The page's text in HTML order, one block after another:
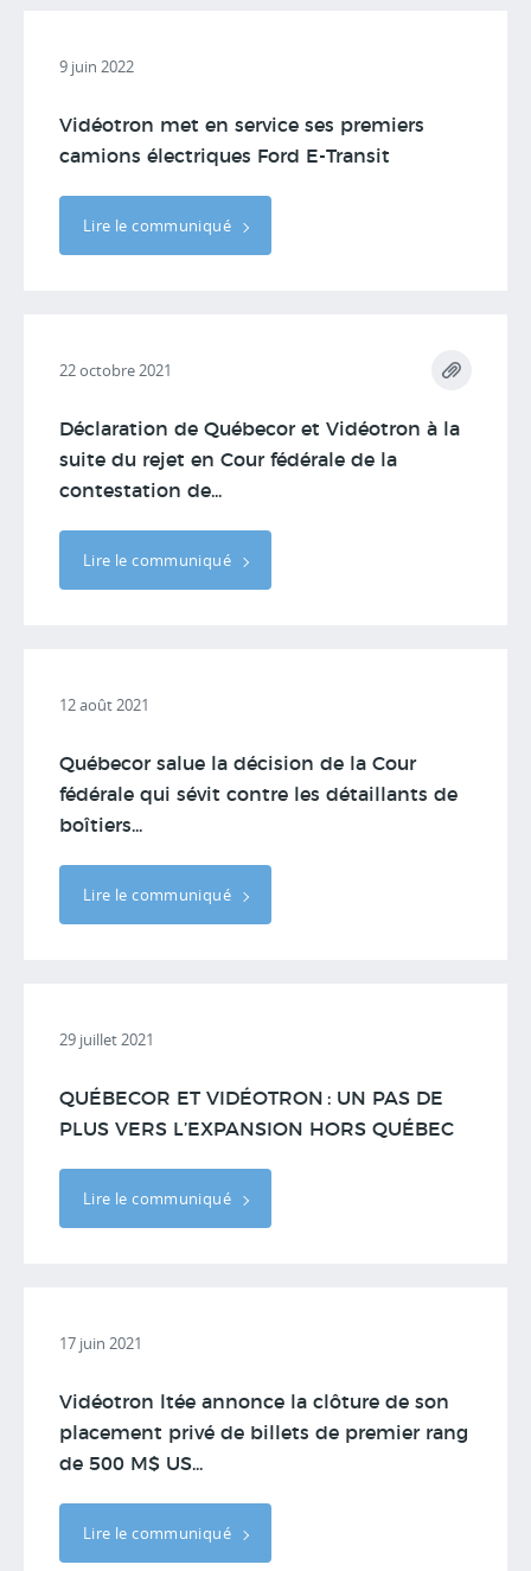
9 juin 2022
Vidéotron met en service ses premiers
camions électriques Ford E-Transit
Lire le communiqué
22 octobre 2021
Déclaration de Québecor et Vidéotron à la
suite du rejet en Cour fédérale de la
contestation de...
Lire le communiqué
12 août 2021
Québecor salue la décision de la Cour
fédérale qui sévit contre les détaillants de
boîtiers...
Lire le communiqué
29 juillet 2021
QUÉBECOR ET VIDÉOTRON : UN PAS DE
PLUS VERS L’EXPANSION HORS QUÉBEC
Lire le communiqué
17 juin 2021
Vidéotron ltée annonce la clôture de son
placement privé de billets de premier rang
de 500 M$ US...
Lire le communiqué